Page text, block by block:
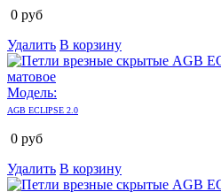
0 руб
Удалить В корзину
Модель:
AGB ECLIPSE 2.0
0 руб
Удалить В корзину